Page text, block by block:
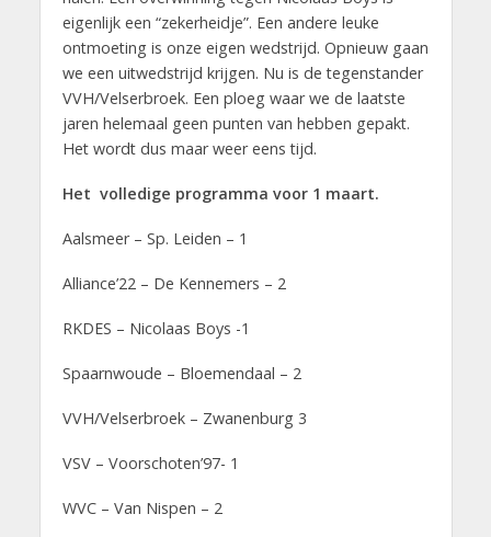
eigenlijk een “zekerheidje”. Een andere leuke
ontmoeting is onze eigen wedstrijd. Opnieuw gaan
we een uitwedstrijd krijgen. Nu is de tegenstander
VVH/Velserbroek. Een ploeg waar we de laatste
jaren helemaal geen punten van hebben gepakt.
Het wordt dus maar weer eens tijd.
Het volledige programma voor 1 maart.
Aalsmeer – Sp. Leiden – 1
Alliance’22 – De Kennemers – 2
RKDES – Nicolaas Boys -1
Spaarnwoude – Bloemendaal – 2
VVH/Velserbroek – Zwanenburg 3
VSV – Voorschoten’97- 1
WVC – Van Nispen – 2